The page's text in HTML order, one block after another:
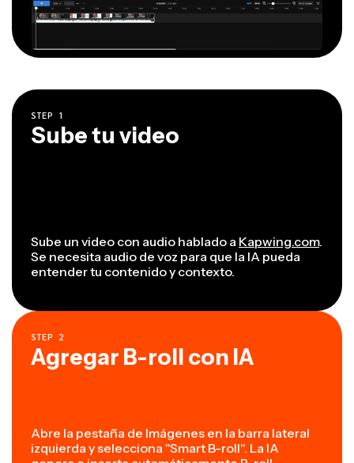
STEP 1
Sube tu video
Sube un video con audio hablado a Kapwing.com.
Se necesita audio de voz para que la IA pueda
entender tu contenido y contexto.
STEP 2
Agregar B-roll con IA
Abre la pestaña de Imágenes en la barra lateral
izquierda y selecciona "Smart B-roll". La IA